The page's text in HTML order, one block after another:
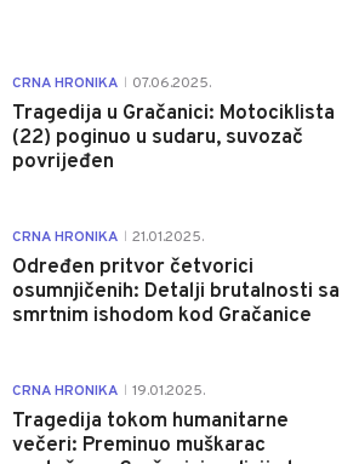
CRNA HRONIKA 07.06.2025.
Tragedija u Gračanici: Motociklista
(22) poginuo u sudaru, suvozač
povrijeđen
CRNA HRONIKA 21.01.2025.
Određen pritvor četvorici
osumnjičenih: Detalji brutalnosti sa
smrtnim ishodom kod Gračanice
CRNA HRONIKA 19.01.2025.
Tragedija tokom humanitarne
večeri: Preminuo muškarac